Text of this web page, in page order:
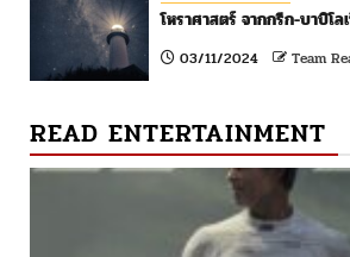
โหราศาสตร์ จากกรีก-บาบิโ
03/11/2024 Team
READ ENTERTAINMENT